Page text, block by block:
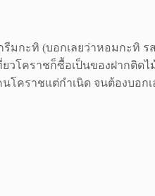
มกะทิ (บอกเลยว่าหอมกะทิ
วโคราชก็ซื้อเป็นของฝากติด
คราชแต่กำเนิด จนต้องบอกเ